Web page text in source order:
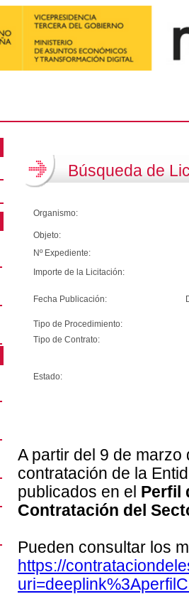
Búsqueda de
Organismo:
Objeto:
Nº Expediente:
Importe de la Licitación:
Fecha Publicación:
Tipo de Procedimiento:
Tipo de Contrato:
Estado:
A partir del 9 de
contratación de la
publicados en el Perfil
Contratación del
Pueden consultar los
https://